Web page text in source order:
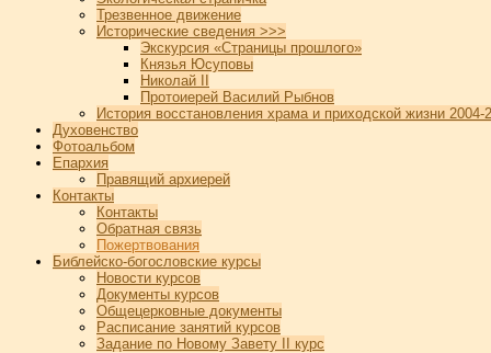
Трезвенное движение
Исторические сведения >>>
Экскурсия «Страницы прошлого»
Князья Юсуповы
Николай II
Протоиерей Василий Рыбнов
История восстановления храма и приходской жизни 2004-
Духовенство
Фотоальбом
Епархия
Правящий архиерей
Контакты
Контакты
Обратная связь
Пожертвования
Библейско-богословские курсы
Новости курсов
Документы курсов
Общецерковные документы
Расписание занятий курсов
Задание по Новому Завету II курс